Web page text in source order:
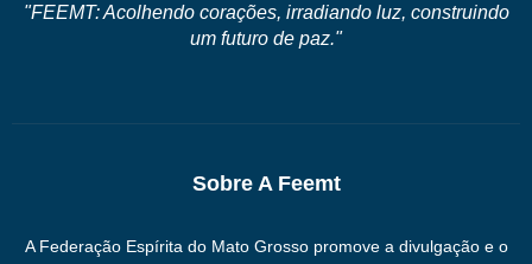
"FEEMT: Acolhendo corações, irradiando luz, construindo
um futuro de paz."
Sobre A Feemt
A Federação Espírita do Mato Grosso promove a divulgação e o